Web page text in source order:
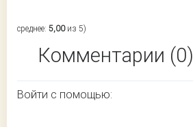
среднее: 5,00из 5)
Комментарии (0)
Войти с помощью: